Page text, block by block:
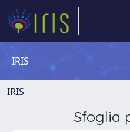
IRIS
IRIS
Sfoglia